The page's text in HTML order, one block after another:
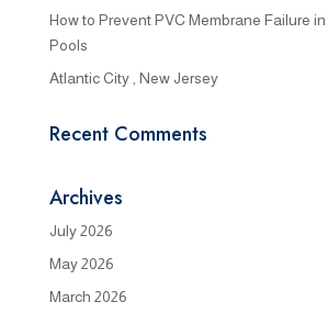
How to Prevent PVC Membrane Failure
Pools
Atlantic City , New Jersey
Recent Comments
Archives
July 2026
May 2026
March 2026